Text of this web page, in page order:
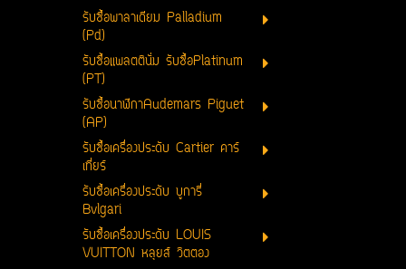
รับซื้อพาลาเดียม Palladium
(Pd)
รับซื้อแพลตตินั่ม รับซื้อPlatinum
(PT)
รับซื้อนาฬิกาAudemars Piguet
(AP)
รับซื้อเครื่องประดับ Cartier คาร์
เที่ยร์
รับซื้อเครื่องประดับ บูการี่
Bvlgari
รับซื้อเครื่องประดับ LOUIS
VUITTON หลุยส์ วิตตอง